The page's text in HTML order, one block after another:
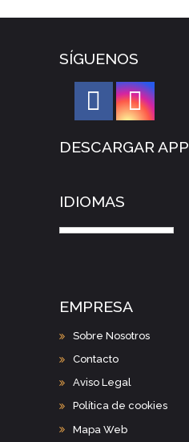
SÍGUENOS
DESCARGAR APP
IDIOMAS
EMPRESA
Sobre Nosotros
Contacto
Aviso Legal
Política de cookies
Mapa Web